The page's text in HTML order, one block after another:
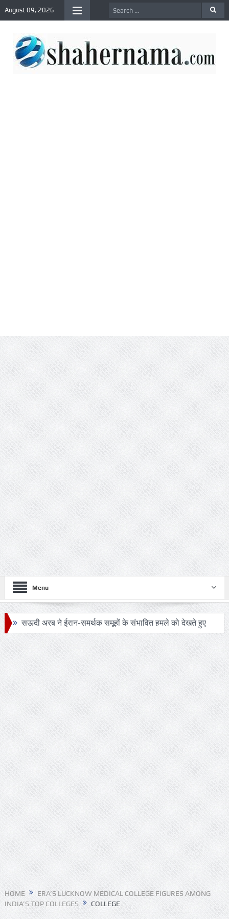
August 09, 2026
Menu
सऊदी अरब ने ईरान-समर्थक समूहों के संभावित हमले को देखते हुए
सुरक्षा एजेंसियों को हाई अलर्ट
24 घंटे का सफ़र: आखिर कब बदलेगी लखनऊ–मुंबई रेल यात्रा की
तस्वीर?
ट्रंप के हेलीकॉप्टर और यात्री विमान के बीच खतरनाक नज़दीकी की
जांच
रिपोर्ट: अपनी कक्षा से भटका SpaceX रॉकेट आज चंद्रमा से
टकराएगा
आग़ा मीर की ड्योढ़ी: जहाँ शानदार इमामबाड़ा,नवाबी शान और
इतिहास साँस लेता था
संयुक्त अरब अमीरात में दो ह्यूमनॉइड रोबोट्स की शादी हुई
डील साइन करने का यह आखिरी मौका है, ट्रंप ने एक बार फिर ईरान
को धमकी दी
‘मैं कहीं नहीं जा रहा’; ईरानी राष्ट्रपति ने इस्तीफ़े और अंदरूनी
मतभेदों की खबरों को नकारा
महमूदाबाद रियासत का मोहर्रम: अज़ादारी, तहज़ीब और साझी विरासत
HOME
ERA’S LUCKNOW MEDICAL COLLEGE FIGURES AMONG
INDIA’S TOP COLLEGES
COLLEGE